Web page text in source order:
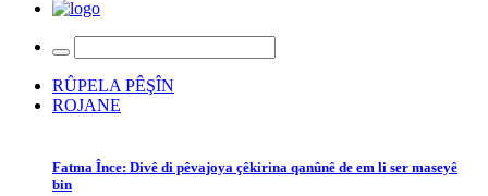
RÛPELA PÊŞÎN
ROJANE
Fatma Înce: Divê di pêvajoya çêkirina qanûnê de em li ser maseyê
bin